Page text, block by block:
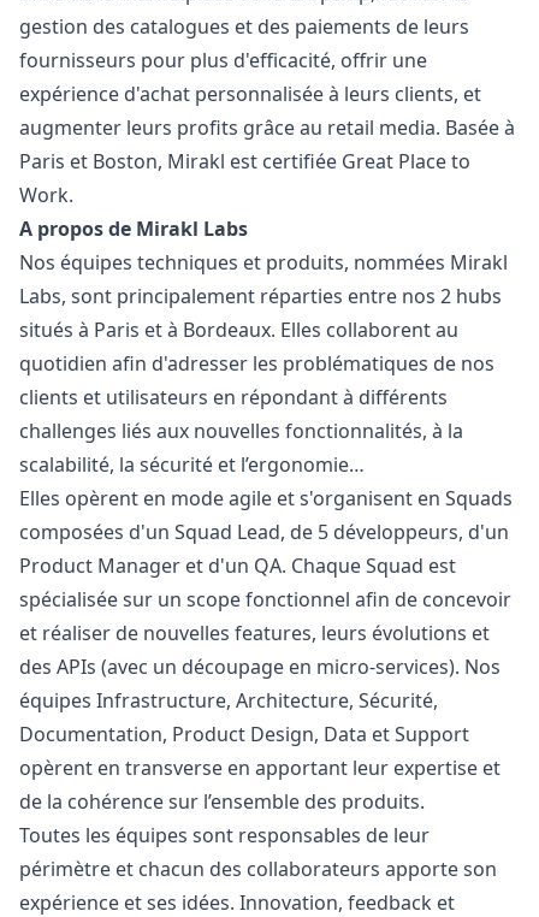
gestion des catalogues et des paiements de leurs
fournisseurs pour plus d'efficacité, offrir une
expérience d'achat personnalisée à leurs clients, et
augmenter leurs profits grâce au retail media. Basée à
Paris et Boston, Mirakl est certifiée Great Place to
Work.
A propos de Mirakl Labs
Nos équipes techniques et produits, nommées Mirakl
Labs, sont principalement réparties entre nos 2 hubs
situés à Paris et à Bordeaux. Elles collaborent au
quotidien afin d'adresser les problématiques de nos
clients et utilisateurs en répondant à différents
challenges liés aux nouvelles fonctionnalités, à la
scalabilité, la sécurité et l’ergonomie…
Elles opèrent en mode agile et s'organisent en Squads
composées d'un Squad Lead, de 5 développeurs, d'un
Product Manager et d'un QA. Chaque Squad est
spécialisée sur un scope fonctionnel afin de concevoir
et réaliser de nouvelles features, leurs évolutions et
des APIs (avec un découpage en micro-services). Nos
équipes Infrastructure, Architecture, Sécurité,
Documentation, Product Design, Data et Support
opèrent en transverse en apportant leur expertise et
de la cohérence sur l’ensemble des produits.
Toutes les équipes sont responsables de leur
périmètre et chacun des collaborateurs apporte son
expérience et ses idées. Innovation, feedback et